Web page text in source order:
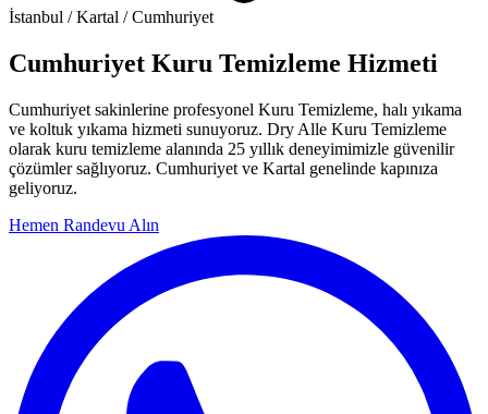
İstanbul / Kartal / Cumhuriyet
Cumhuriyet Kuru Temizleme Hizmeti
Cumhuriyet sakinlerine profesyonel Kuru Temizleme, halı yıkama
ve koltuk yıkama hizmeti sunuyoruz. Dry Alle Kuru Temizleme
olarak kuru temizleme alanında 25 yıllık deneyimimizle güvenilir
çözümler sağlıyoruz. Cumhuriyet ve Kartal genelinde kapınıza
geliyoruz.
Hemen Randevu Alın